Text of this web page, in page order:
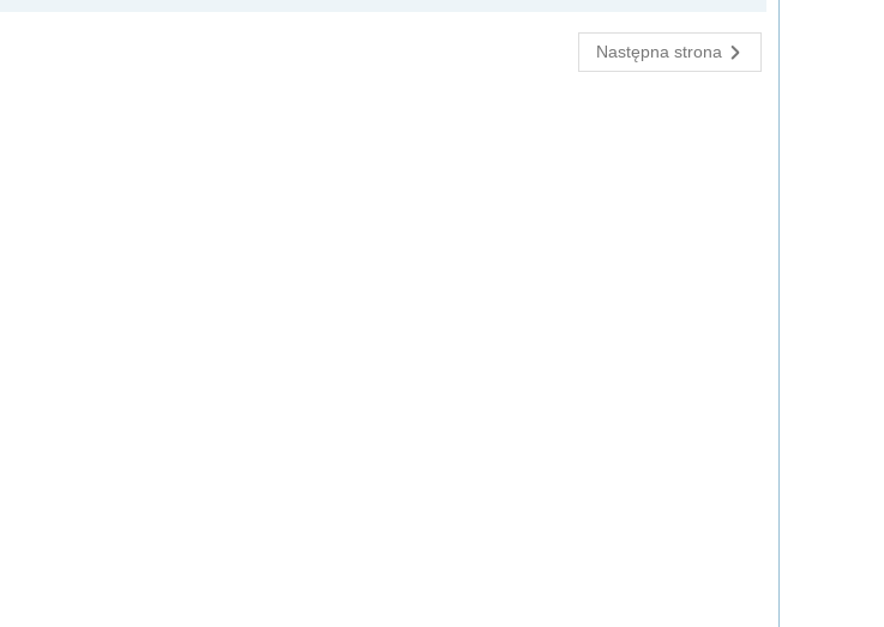
Następna strona